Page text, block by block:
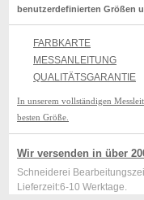
benutzerdefinierten Größen
FARBKARTE
MESSANLEITUNG
QUALITÄTSGARANTIE
In unserem vollständigen
besten Größe.
Wir versenden in über
Schneiderei
Lieferzeit:6-10 Werktage.